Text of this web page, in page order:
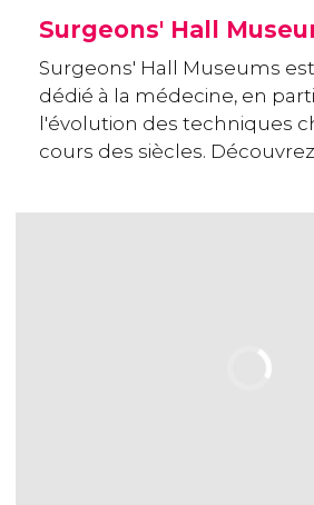
Surgeons' Hall
Surgeons' Hall Museums
dédié à la médecine, en
l'évolution des techniques
cours des siècles.